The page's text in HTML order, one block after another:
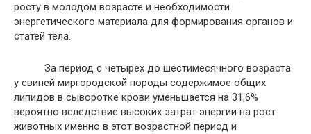
росту в молодом возрасте и необходимости
энергетического материала для формирования органов и
статей тела.
За период с четырех до шестимесячного возраста
у свиней миргородской породы содержимое общих
липидов в сыворотке крови уменьшается на 31,6%
вероятно вследствие высоких затрат энергии на рост
животных именно в этот возрастной период и